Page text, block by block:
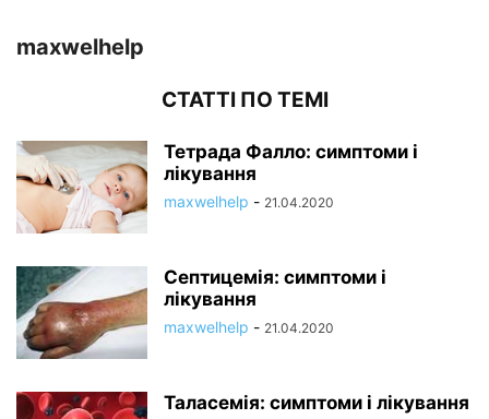
maxwelhelp
СТАТТІ ПО ТЕМІ
Тетрада Фалло: симптоми і
лікування
maxwelhelp - 21.04.2020
Септицемія: симптоми і
лікування
maxwelhelp - 21.04.2020
Таласемія: симптоми і лікування